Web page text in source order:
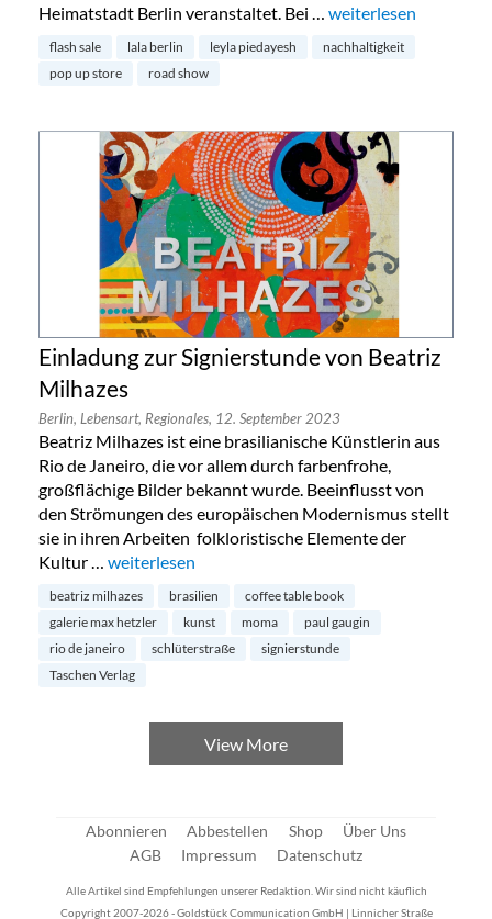
Heimatstadt Berlin veranstaltet. Bei … „lala Berlin begibt
weiterlesen
flash sale lala berlin leyla piedayesh
nachhaltigkeit
pop up store
road show
Einladung zur Signierstunde von Beatriz
Milhazes
Berlin, Lebensart, Regionales, 12. September 2023
Beatriz Milhazes ist eine brasilianische Künstlerin aus
Rio de Janeiro, die vor allem durch farbenfrohe,
großflächige Bilder bekannt wurde. Beeinflusst von
den Strömungen des europäischen Modernismus stellt
sie in ihren Arbeiten folkloristische Elemente der
Kultur … „Einladung zur Signierstunde von Beatriz Milhazes“
weiterlesen
beatriz milhazes brasilien
coffee table book
galerie max hetzler
kunst moma
paul gaugin
rio de janeiro
schlüterstraße
signierstunde
Taschen Verlag
View More
Abonnieren Abbestellen Shop
Über Uns
AGB
Impressum Datenschutz
Alle Artikel sind Empfehlungen unserer Redaktion. Wir sind nicht käuflich
Copyright 2007-2026 - Goldstück Communication GmbH | Linnicher Straße